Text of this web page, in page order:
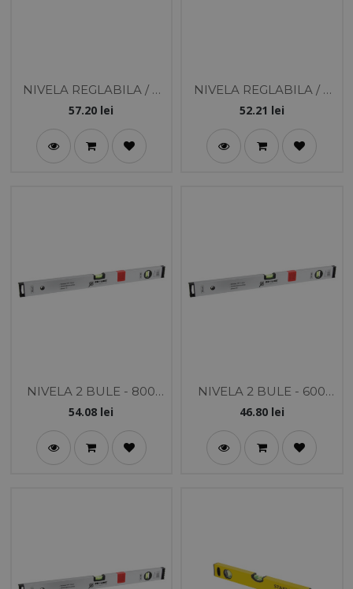
NIVELA REGLABILA / 3
BULE - 600MM
57.20 lei
NIVELA REGLABILA / 3
BULE - 400MM
52.21 lei
NIVELA 2 BULE - 800
MM
54.08 lei
NIVELA 2 BULE - 600
MM
46.80lei